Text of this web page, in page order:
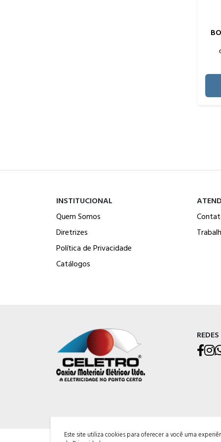
INSTITUCIONAL
Quem Somos
Diretrizes
Política de Privacidade
Catálogos
Este site utiliza cookies para oferecer a você uma